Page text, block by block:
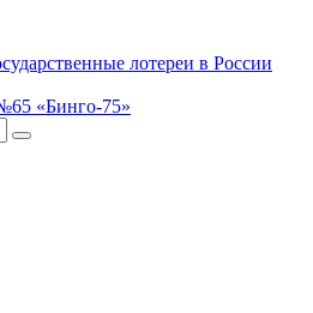
лотереи в России
«Бинго-75»